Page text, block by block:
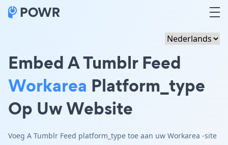
Embed A Tumblr Feed
Workarea Platform_type
Op Uw Website
Voeg A Tumblr Feed platform_type toe aan uw Workarea -site